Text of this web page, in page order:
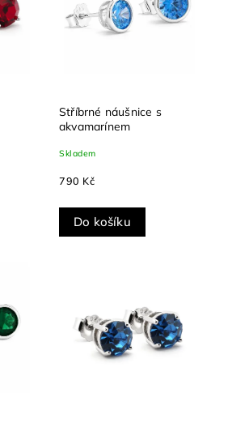
Stříbrné náušnice s
akvamarínem
Skladem
790 Kč
Do košíku